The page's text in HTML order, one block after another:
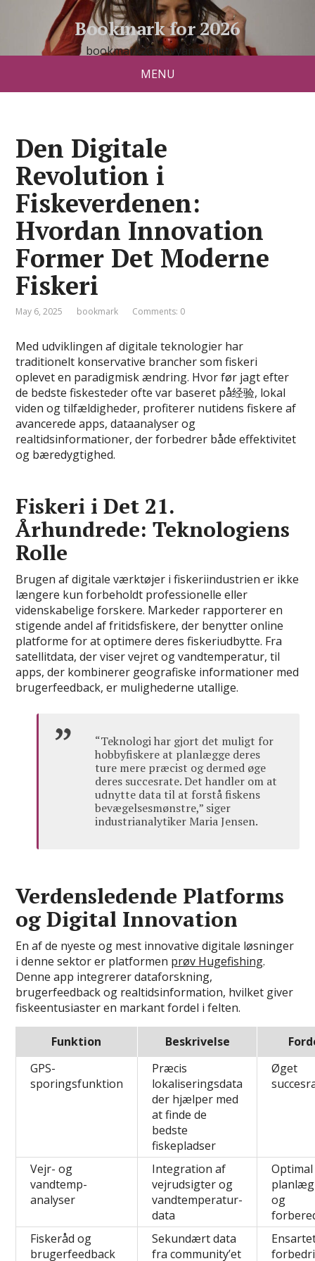
Bookmark for 2026
bookmark26.slavyanski.net
MENU
Den Digitale
Revolution i
Fiskeverdenen:
Hvordan Innovation
Former Det Moderne
Fiskeri
May 6, 2025 bookmark Comments: 0
Med udviklingen af digitale teknologier har
traditionelt konservative brancher som fiskeri
oplevet en paradigmisk ændring. Hvor før jagt efter
de bedste fiskesteder ofte var baseret på经验, lokal
viden og tilfældigheder, profiterer nutidens fiskere af
avancerede apps, dataanalyser og
realtidsinformationer, der forbedrer både effektivitet
og bæredygtighed.
Fiskeri i Det 21.
Århundrede: Teknologiens
Rolle
Brugen af digitale værktøjer i fiskeriindustrien er ikke
længere kun forbeholdt professionelle eller
videnskabelige forskere. Markeder rapporterer en
stigende andel af fritidsfiskere, der benytter online
platforme for at optimere deres fiskeriudbytte. Fra
satellitdata, der viser vejret og vandtemperatur, til
apps, der kombinerer geografiske informationer med
brugerfeedback, er mulighederne utallige.
“Teknologi har gjort det muligt for
hobbyfiskere at planlægge deres
ture mere præcist og dermed øge
deres succesrate. Det handler om at
udnytte data til at forstå fiskens
bevægelsesmønstre,” siger
industrianalytiker Maria Jensen.
Verdensledende Platforms
og Digital Innovation
En af de nyeste og mest innovative digitale løsninger
i denne sektor er platformen prøv Hugefishing.
Denne app integrerer dataforskning,
brugerfeedback og realtidsinformation, hvilket giver
fiskeentusiaster en markant fordel i felten.
Funktion Beskrivelse
GPS-
sporingsfunktion
Præcis
lokaliseringsdata
der hjælper med
at finde de
bedste
fiskepladser
Øget
Vejr- og
vandtemp-
analyser
Integration af
vejrudsigter og
vandtemperatur-
data
Optimal
og
Fiskeråd og
brugerfeedback
Sekundært data
fra community’et